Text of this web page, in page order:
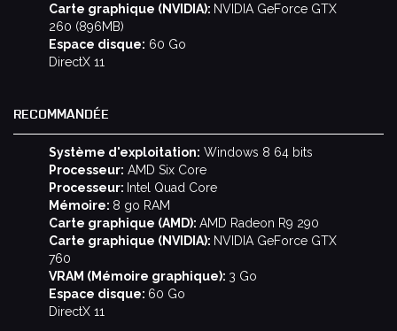
Carte graphique (NVIDIA): NVIDIA GeForce GTX
260 (896MB)
Espace disque: 60 Go
DirectX 11
RECOMMANDÉE
Système d'exploitation: Windows 8 64 bits
Processeur: AMD Six Core
Processeur: Intel Quad Core
Mémoire: 8 go RAM
Carte graphique (AMD): AMD Radeon R9 290
Carte graphique (NVIDIA): NVIDIA GeForce GTX
760
VRAM (Mémoire graphique): 3 Go
Espace disque: 60 Go
DirectX 11